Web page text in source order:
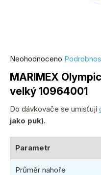
MARIMEX
velký 10964001
Průměrné
produktu
je
0,0
z
Neohodnoceno
Do dávkovače se umisťují
jako puk).
Parametr
Průměr nahoře